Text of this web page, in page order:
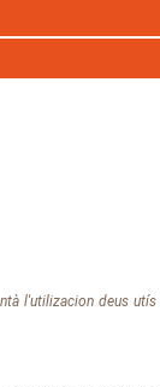
l'utilizacion deus